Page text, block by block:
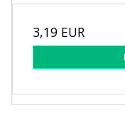
3,19 EUR